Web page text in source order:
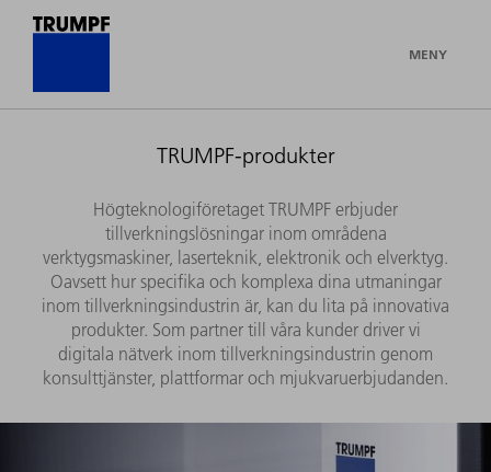
MENY
TRUMPF-produkter
Högteknologiföretaget TRUMPF erbjuder
tillverkningslösningar inom områdena
verktygsmaskiner, laserteknik, elektronik och elverktyg.
Oavsett hur specifika och komplexa dina utmaningar
inom tillverkningsindustrin är, kan du lita på innovativa
produkter. Som partner till våra kunder driver vi
digitala nätverk inom tillverkningsindustrin genom
konsulttjänster, plattformar och mjukvaruerbjudanden.